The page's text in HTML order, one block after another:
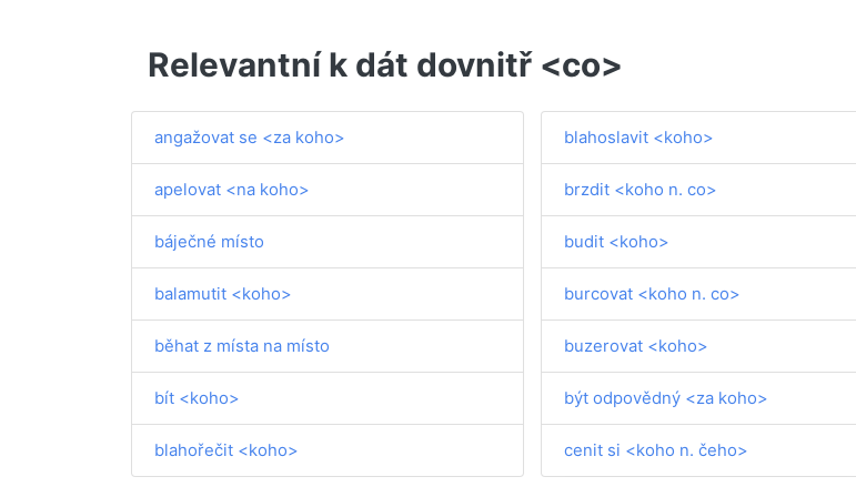
Relevantní k dát dovnitř <co>
angažovat se <za koho>
apelovat <na koho>
báječné místo
balamutit <koho>
běhat z místa na místo
bít <koho>
blahořečit <koho>
blahoslavit <koho>
brzdit <koho n. co>
budit <koho>
burcovat <koho n. co>
buzerovat <koho>
být odpovědný <za koho>
cenit si <koho n. čeho>